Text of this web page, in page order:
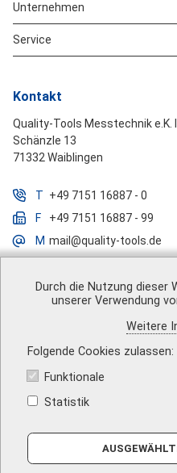
Durch die Nutzung dieser
unserer Verwendung
Weitere
Folgende Cookies zulassen
Funktionale
Statistik
Kontakt
Quality-Tools Messtechnik e.K.
Schänzle 13
71332 Waiblingen
T +49 7151 16887 - 0
F
+49 7151 16887 - 99
M mail@quality-tools.de
Unternehmen
Service
| AGB
|